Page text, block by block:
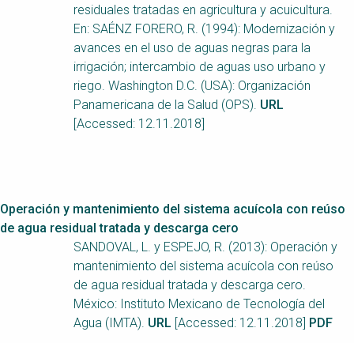
residuales tratadas en agricultura y acuicultura.
En: SAÉNZ FORERO, R. (1994): Modernización y
avances en el uso de aguas negras para la
irrigación; intercambio de aguas uso urbano y
riego. Washington D.C. (USA): Organización
Panamericana de la Salud (OPS). URL
[Accessed: 12.11.2018]
Operación y mantenimiento del sistema acuícola con reúso
de agua residual tratada y descarga cero
SANDOVAL, L. y ESPEJO, R. (2013): Operación y
mantenimiento del sistema acuícola con reúso
de agua residual tratada y descarga cero.
México: Instituto Mexicano de Tecnología del
Agua (IMTA). URL [Accessed: 12.11.2018] PDF